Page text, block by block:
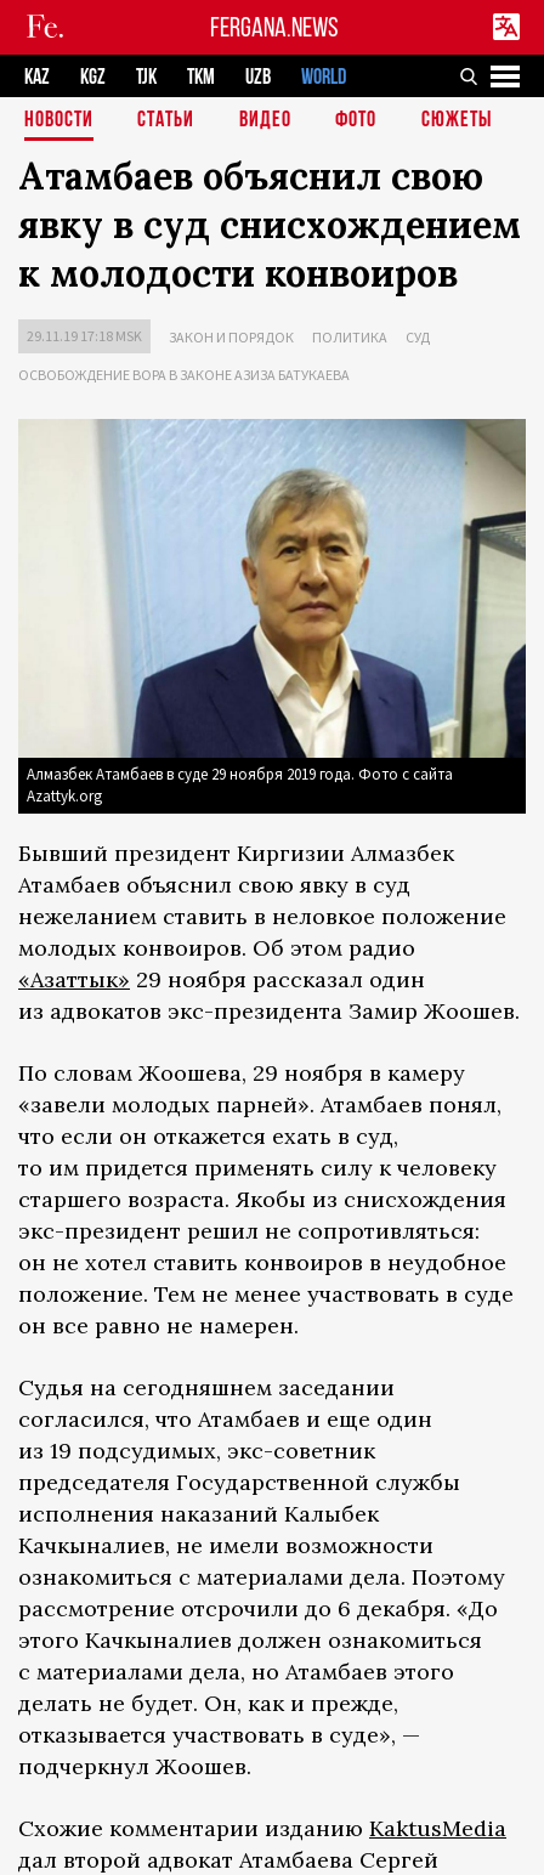
FERGANA.NEWS
KAZ KGZ TJK TKM UZB
WORLD
НОВОСТИ
СТАТЬИ ВИДЕО ФОТО СЮЖЕТЫ
Атамбаев объяснил свою
явку в суд снисхождением
к молодости конвоиров
29.11.19 17:18 MSK ЗАКОН И ПОРЯДОК ПОЛИТИКА СУД
ОСВОБОЖДЕНИЕ ВОРА В ЗАКОНЕ АЗИЗА БАТУКАЕВА
Алмазбек Атамбаев в суде 29 ноября 2019 года. Фото с сайта
Azattyk.org
Бывший президент Киргизии Алмазбек
Атамбаев объяснил свою явку в суд
нежеланием ставить в неловкое положение
молодых конвоиров. Об этом радио
«Азаттык» 29 ноября рассказал один
из адвокатов экс-президента Замир Жоошев.
По словам Жоошева, 29 ноября в камеру
«завели молодых парней». Атамбаев понял,
что если он откажется ехать в суд,
то им придется применять силу к человеку
старшего возраста. Якобы из снисхождения
экс-президент решил не сопротивляться:
он не хотел ставить конвоиров в неудобное
положение. Тем не менее участвовать в суде
он все равно не намерен.
Судья на сегодняшнем заседании
согласился, что Атамбаев и еще один
из 19 подсудимых, экс-советник
председателя Государственной службы
исполнения наказаний Калыбек
Качкыналиев, не имели возможности
ознакомиться с материалами дела. Поэтому
рассмотрение отсрочили до 6 декабря. «До
этого Качкыналиев должен ознакомиться
с материалами дела, но Атамбаев этого
делать не будет. Он, как и прежде,
отказывается участвовать в суде», —
подчеркнул Жоошев.
Схожие комментарии изданию KaktusMedia
дал второй адвокат Атамбаева Сергей